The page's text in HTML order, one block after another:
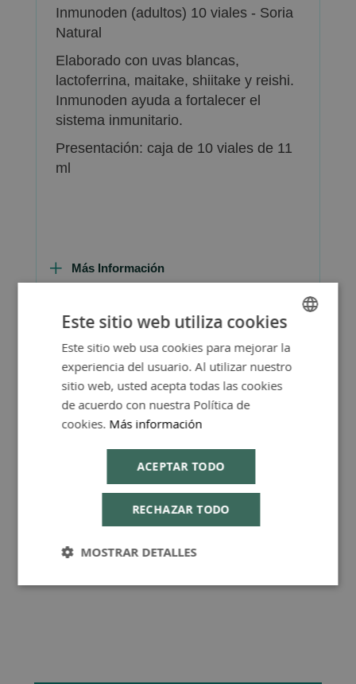
Inmunoden (adultos) 10 viales - Soria
Natural
Elaborado con uvas blancas,
lactoferrina, maitake, shiitake y reishi.
Inmunoden ayuda a fortalecer el
sistema inmunitario.
Presentación: caja de 10 viales de 11
ml
Más Información
FAQ - Preguntas y Respuestas
Consejos de Compra Producto
SPANISH
ENGLISH
Este sitio web utiliza cookies
Este sitio web usa cookies para mejorar la
experiencia del usuario. Al utilizar nuestro
sitio web, usted acepta todas las cookies
de acuerdo con nuestra Política de
cookies. Más información
ACEPTAR TODO
RECHAZAR TODO
MOSTRAR DETALLES